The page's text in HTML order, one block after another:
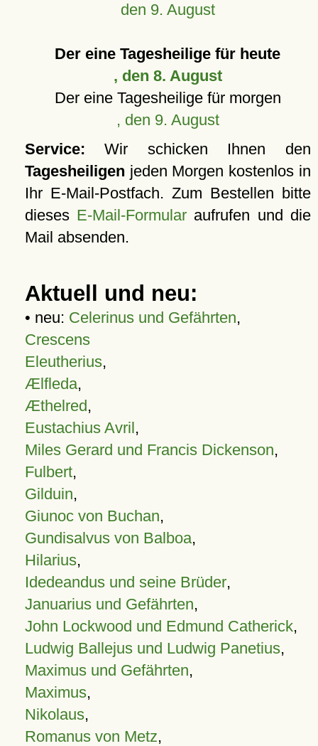
den 9. August
Der eine Tagesheilige für heute
, den 8. August
Der eine Tagesheilige für morgen
, den 9. August
Service: Wir schicken Ihnen den
Tagesheiligen jeden Morgen kostenlos in
Ihr E-Mail-Postfach. Zum Bestellen bitte
dieses E-Mail-Formular aufrufen und die
Mail absenden.
Aktuell und neu:
• neu: Celerinus und Gefährten,
Crescens
Eleutherius,
Ælfleda,
Æthelred,
Eustachius Avril,
Miles Gerard und Francis Dickenson,
Fulbert,
Gilduin,
Giunoc von Buchan,
Gundisalvus von Balboa,
Hilarius,
Idedeandus und seine Brüder,
Januarius und Gefährten,
John Lockwood und Edmund Catherick,
Ludwig Ballejus und Ludwig Panetius,
Maximus und Gefährten,
Maximus,
Nikolaus,
Romanus von Metz,